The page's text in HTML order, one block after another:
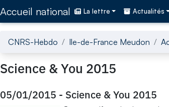
Accueil national La lettre Actualités
CNRS-Hebdo Ile-de-France Meudon
Science & You 2015
05/01/2015 - Science & You 2015